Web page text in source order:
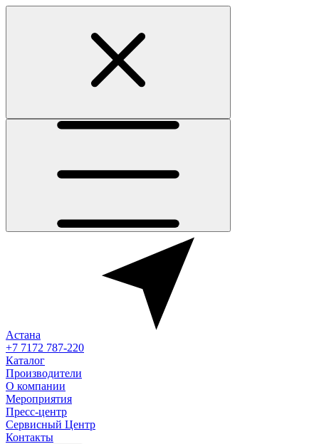
Астана
+7 7172 787-220
Каталог
Производители
О компании
Мероприятия
Пресс-центр
Сервисный Центр
Контакты